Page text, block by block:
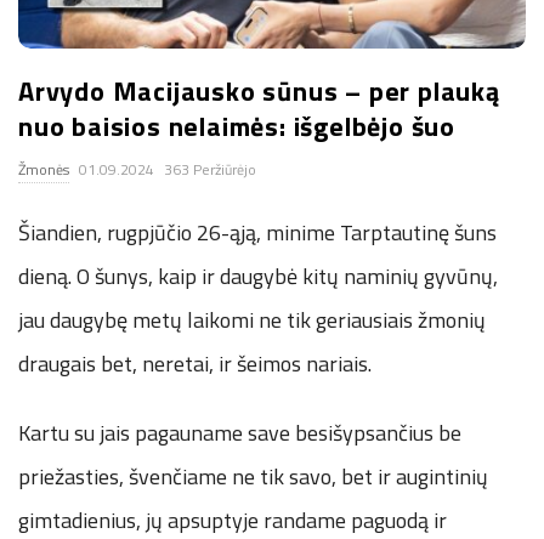
.
c
o
.
u
k
Arvydo Macijausko sūnus – per plauką
nuo baisios nelaimės: išgelbėjo šuo
Žmonės 01.09.2024 363 Peržiūrėjo
Šiandien, rugpjūčio 26-ąją, minime Tarptautinę šuns
dieną. O šunys, kaip ir daugybė kitų naminių gyvūnų,
jau daugybę metų laikomi ne tik geriausiais žmonių
draugais bet, neretai, ir šeimos nariais.
Kartu su jais pagauname save besišypsančius be
priežasties, švenčiame ne tik savo, bet ir augintinių
gimtadienius, jų apsuptyje randame paguodą ir